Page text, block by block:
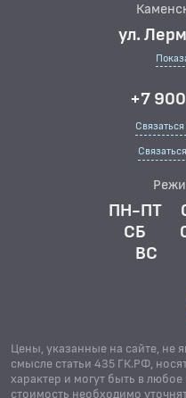
ул.
+7
ПН-ПТ
СБ
ВС
Цены, указанные на сайте, не
смысле статьи 435 ГК.РФ,
характер и могут быть в
стоимость необходимо